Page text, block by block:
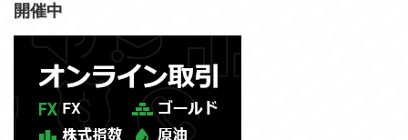
開催中